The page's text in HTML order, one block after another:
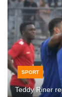
SPORT
Teddy Riner